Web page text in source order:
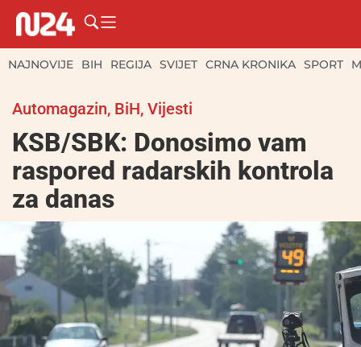
NAJNOVIJE BIH REGIJA SVIJET CRNA KRONIKA SPORT
Automagazin, BiH, Vijesti
KSB/SBK: Donosimo vam
raspored radarskih kontrola
za danas